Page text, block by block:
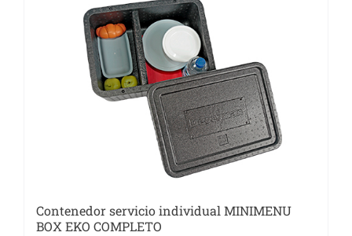
Contenedor servicio individual MINIMENU
BOX EKO COMPLETO